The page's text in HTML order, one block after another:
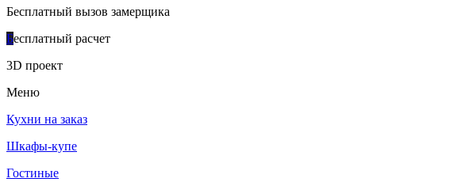
Бесплатный вызов замерщика
Бесплатный расчет
3D проект
Меню
Кухни на заказ
Шкафы-купе
Гостиные